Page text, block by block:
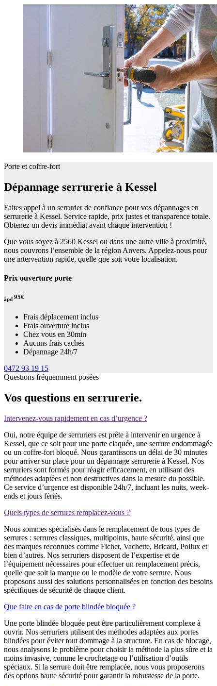
Porte et coffre-fort
Dépannage serrurerie à Kessel
Faites appel à un serrurier de confiance pour vos dépannages en
serrurerie à Kessel. Service rapide, prix justes et transparence totale.
Obtenez un devis immédiat avant chaque intervention !
Que vous soyez à 2560 Kessel ou dans une autre ville à proximité,
nous couvrons l’ensemble de la région Anvers. Appelez-nous pour
une intervention rapide, quelle que soit votre localisation.
Prix ouverture porte
àpd 95€
Frais déplacement inclus
Frais ouverture inclus
Chez vous en 30min
Aucuns frais cachés
Dépannage 24h/7
0472 93 19 15
Questions fréquemment posées
Vos questions en serrurerie.
Intervenez-vous rapidement en cas d’urgence ?
Oui, notre équipe de serruriers est prête à intervenir en urgence à
Kessel, que ce soit pour une porte claquée, une serrure endommagée
ou un coffre-fort bloqué. Nous garantissons un délai de 30 minutes
pour arriver sur place pour un dépannage serrurerie à Kessel. Nos
serruriers sont formés pour réagir efficacement, en utilisant des
méthodes adaptées et non destructives dans la mesure du possible.
Ce service d’urgence est disponible 24h/7, incluant les nuits, week-
ends et jours fériés.
Quels types de serrures remplacez-vous ?
Nous sommes spécialisés dans le remplacement de tous types de
serrures : serrures classiques, multipoints, haute sécurité, ainsi que
des marques reconnues comme Fichet, Vachette, Bricard, Pollux et
bien d’autres. Nos serruriers disposent de l’expertise et de
l’équipement nécessaires pour effectuer un remplacement précis,
quelle que soit la marque ou le modèle de votre serrure. Nous
proposons aussi des solutions personnalisées en fonction des besoins
spécifiques de sécurité de chaque client.
Que faire en cas de porte blindée bloquée ?
Une porte blindée bloquée peut être particulièrement complexe à
ouvrir. Nos serruriers utilisent des méthodes adaptées aux portes
blindées pour éviter tout dommage à la structure. En cas de blocage,
nous analysons le problème pour choisir la méthode la plus sûre et la
moins invasive, comme le crochetage ou l’utilisation d’outils
spéciaux. Si la serrure doit être remplacée, nous vous proposerons
des options haute sécurité pour garantir la robustesse de la porte.